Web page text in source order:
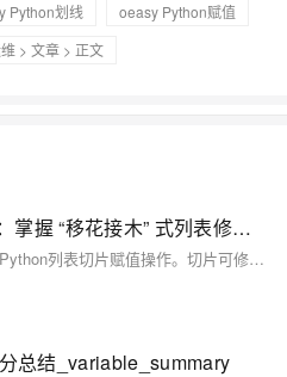
Python划线
oeasy Python赋值
> 文章 > 正文
Python 列表切片赋值教程：掌握 “移花接木” 式列表修改技巧
本文通过生动的“嫁接”比喻，讲解Python列表切片赋值操作。切片可修改原列表内容，实现头部、尾部或中间元素替换，支持不等长赋值，灵活实现列表结构更新。
总结_variable_summary